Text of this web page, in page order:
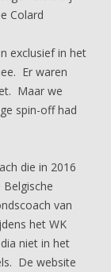
Colard
exclusief in het
Er waren
Maar we
spin-off had
die in 2016
van
het WK
niet in het
De website